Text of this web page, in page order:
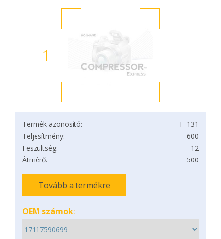
1
Termék azonosító:
TF131
Teljesítmény:
600
Feszültség:
12
Átmérő:
500
Tovább a termékre
OEM számok: